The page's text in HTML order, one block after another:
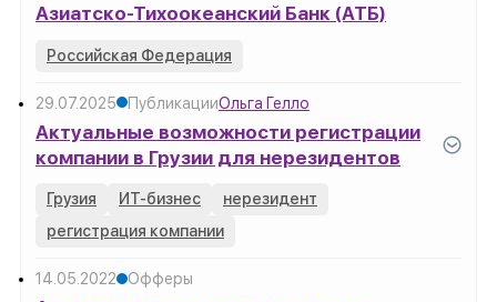
Азиатско-Тихоокеанский Банк (АТБ)
Российская Федерация
29.07.2025 ПубликацииОльга Гелло
Актуальные возможности регистрации
компании в Грузии для нерезидентов
Грузия ИТ-бизнес
нерезидент
регистрация компании
14.05.2022 Офферы